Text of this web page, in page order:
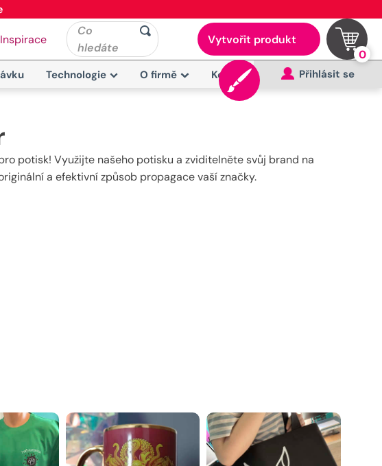
Inspirace
Co
hledáte
Vytvořit produkt
0
Technologie O firmě Kontakt Přihlásit se
potisk! Využijte našeho potisku a zviditelněte svůj brand na
a efektivní způsob propagace vaší značky.